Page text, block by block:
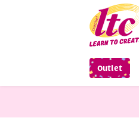
Outlet